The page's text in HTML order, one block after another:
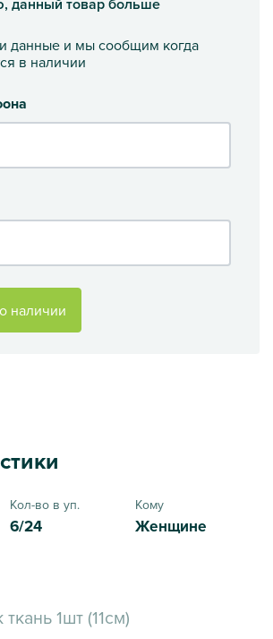
данные и мы сообщим когда
в наличии
наличии
Кол-во в уп.
6/24
Кому
Женщине
1шт (11см)